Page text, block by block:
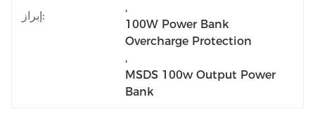
إبراز:
,
100W Power Bank
Overcharge Protection
,
MSDS 100w Output Power
Bank